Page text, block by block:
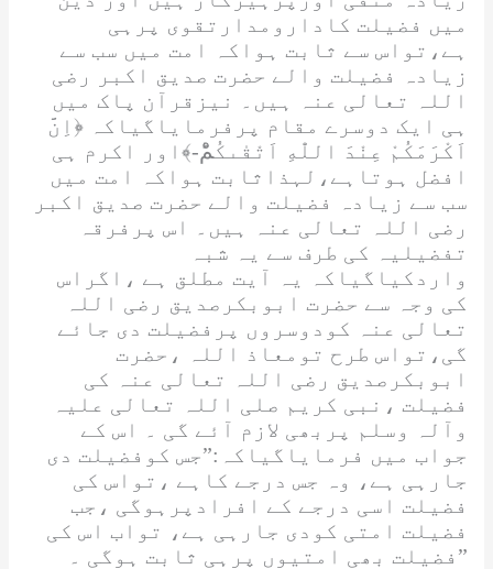
میں فضیلت کادارومدارتقوی پرہی
ہے،تواس سے ثابت ہواکہ امت میں سب سے
زیادہ فضیلت والے حضرت صدیق اکبر
رضی
اللہ تعالی عنہ
ہیں۔ نیزقرآن پاک میں
ہی ایک دوسرے مقام پرفرمایاگیاکہ﴿اِنَّ
اَكْرَمَكُمْ عِنْدَ اللّٰهِ اَتْقٰىكُمْؕ-﴾ اور اکرم ہی
افضل ہوتاہے،لہذاثابت ہواکہ امت میں
سب سے زیادہ فضیلت والے حضرت صدیق اکبر
رضی اللہ تعالی عنہ
ہیں۔ اس پرفرقہ
تفضیلیہ کی طرف سے یہ شبہ
واردکیاگیاکہ یہ آیت مطلق ہے ،اگراس
کی وجہ سے حضرت ابوبکرصدیق رضی اللہ
تعالی عنہ
کودوسروں پرفضیلت دی جائے
گی،تواس طرح تومعاذ
اللہ
،حضرت
ابوبکرصدیق رضی اللہ تعالی عنہ
کی
فضیلت ،نبی کریم صلی اللہ تعالی علیہ
وآلہ وسلم پربھی لازم آئے گی ۔ اس کے
جواب میں فرمایاگیاکہ:”جس کوفضیلت دی
جارہی ہے، وہ جس درجے کاہے ،تواس کی
فضیلت اسی درجے کے افرادپرہوگی ،جب
فضیلت امتی کودی جارہی ہے، تواب اس کی
فضیلت بھی امتیوں پرہی ثابت ہوگی ۔”